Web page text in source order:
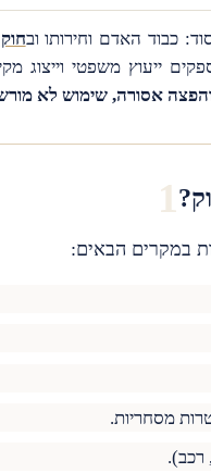
כבוד האדם וחירותו וב
ייעוץ משפטי וייצוג
אסורה, שימוש לא
במקרים הבאים:
מסחריות.
רכב).